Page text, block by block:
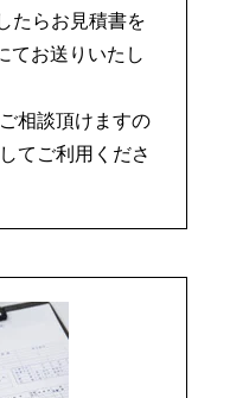
たらお見積書を
てお送りいたし
相談頂けますの
てご利用くださ